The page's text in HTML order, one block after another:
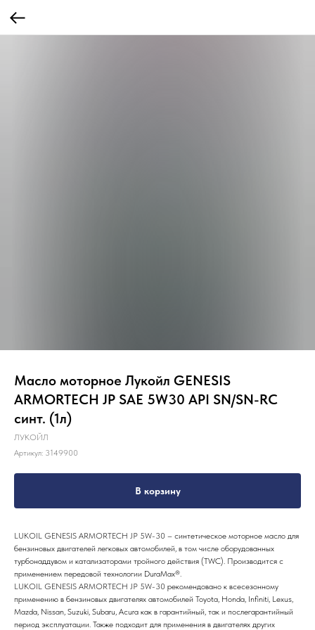
Масло моторное Лукойл GENESIS
ARMORTECH JP SAE 5W30 API SN/SN-RC
синт. (1л)
ЛУКОЙЛ
Артикул: 3149900
В корзину
LUKOIL GENESIS ARMORTECH JP 5W-30 – синтетическое моторное масло для
бензиновых двигателей легковых автомобилей, в том числе оборудованных
турбонаддувом и катализаторами тройного действия (TWC). Производится с
применением передовой технологии DuraMax®.
LUKOIL GENESIS ARMORTECH JP 5W-30 рекомендовано к всесезонному
применению в бензиновых двигателях автомобилей Toyota, Honda, Infiniti, Lexus,
Mazda, Nissan, Suzuki, Subaru, Acura как в гарантийный, так и послегарантийный
период эксплуатации. Также подходит для применения в двигателях других